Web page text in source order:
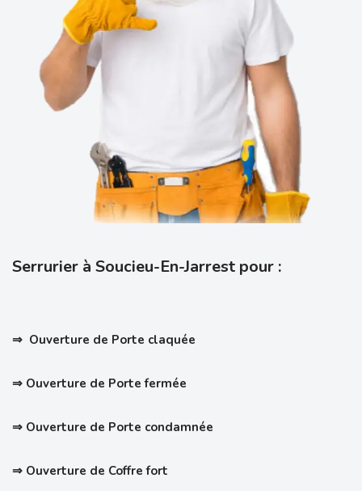
Serrurier à Soucieu-En-Jarrest pour :
⇒ Ouverture de Porte claquée
⇒ Ouverture de Porte fermée
⇒ Ouverture de Porte condamnée
⇒ Ouverture de Coffre fort